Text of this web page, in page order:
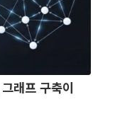
래프 구축이